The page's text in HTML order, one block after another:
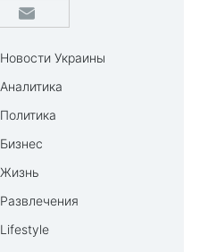
Новости Украины
Аналитика
Политика
Бизнес
Жизнь
Развлечения
Lifestyle